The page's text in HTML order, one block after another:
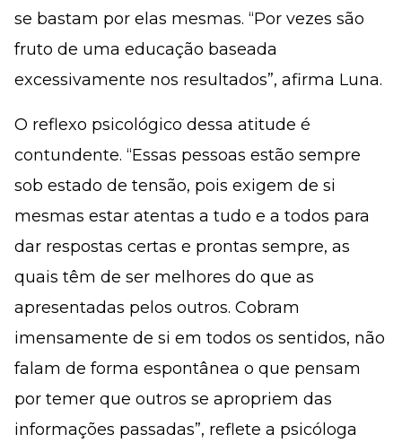
se bastam por elas mesmas. “Por vezes são
fruto de uma educação baseada
excessivamente nos resultados”, afirma Luna.
O reflexo psicológico dessa atitude é
contundente. “Essas pessoas estão sempre
sob estado de tensão, pois exigem de si
mesmas estar atentas a tudo e a todos para
dar respostas certas e prontas sempre, as
quais têm de ser melhores do que as
apresentadas pelos outros. Cobram
imensamente de si em todos os sentidos, não
falam de forma espontânea o que pensam
por temer que outros se apropriem das
informações passadas”, reflete a psicóloga